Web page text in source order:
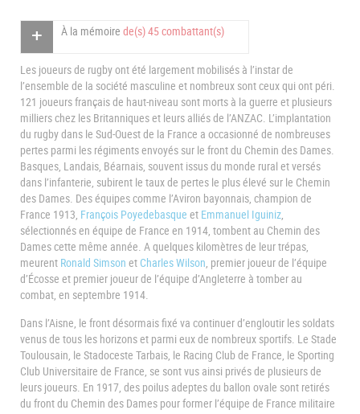
À la mémoire de(s) 45 combattant(s)
Les joueurs de rugby ont été largement mobilisés à l’instar de
l’ensemble de la société masculine et nombreux sont ceux qui ont péri.
121 joueurs français de haut-niveau sont morts à la guerre et plusieurs
milliers chez les Britanniques et leurs alliés de l’ANZAC. L’implantation
du rugby dans le Sud-Ouest de la France a occasionné de nombreuses
pertes parmi les régiments envoyés sur le front du Chemin des Dames.
Basques, Landais, Béarnais, souvent issus du monde rural et versés
dans l’infanterie, subirent le taux de pertes le plus élevé sur le Chemin
des Dames. Des équipes comme l’Aviron bayonnais, champion de
France 1913, François Poyedebasque et Emmanuel Iguiniz,
sélectionnés en équipe de France en 1914, tombent au Chemin des
Dames cette même année. A quelques kilomètres de leur trépas,
meurent Ronald Simson et Charles Wilson, premier joueur de l’équipe
d’Écosse et premier joueur de l’équipe d’Angleterre à tomber au
combat, en septembre 1914.
Dans l’Aisne, le front désormais fixé va continuer d’engloutir les soldats
venus de tous les horizons et parmi eux de nombreux sportifs. Le Stade
Toulousain, le Stadoceste Tarbais, le Racing Club de France, le Sporting
Club Universitaire de France, se sont vus ainsi privés de plusieurs de
leurs joueurs. En 1917, des poilus adeptes du ballon ovale sont retirés
du front du Chemin des Dames pour former l’équipe de France militaire